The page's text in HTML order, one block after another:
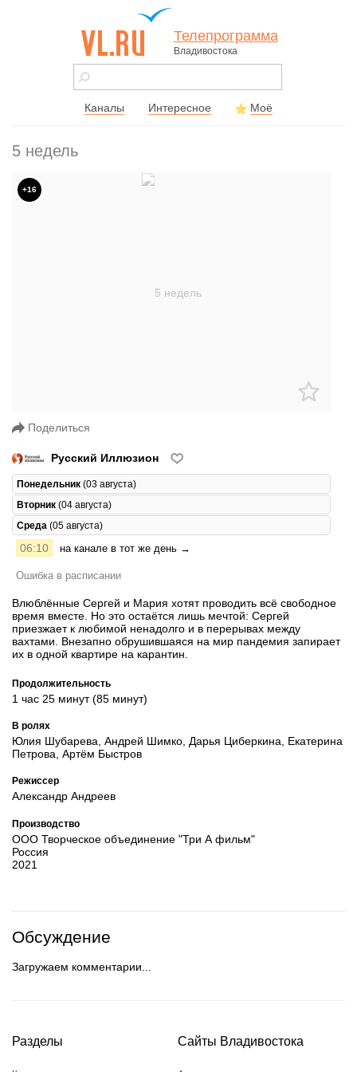
vl.ru - сайт
города
Телепрограмма
Владивостока
Каналы Интересное Моё
5 недель
+16
Поделиться
Русский Иллюзион
Понедельник (03 августа)
Вторник (04 августа)
Среда (05 августа)
06:10 на канале в тот же день →
Ошибка в расписании
Влюблённые Сергей и Мария хотят проводить всё свободное
время вместе. Но это остаётся лишь мечтой: Сергей
приезжает к любимой ненадолго и в перерывах между
вахтами. Внезапно обрушившаяся на мир пандемия запирает
их в одной квартире на карантин.
Продолжительность
1 час 25 минут (85 минут)
В ролях
Юлия Шубарева, Андрей Шимко, Дарья Циберкина, Екатерина
Петрова, Артём Быстров
Режиссер
Александр Андреев
Производство
ООО Творческое объединение "Три А фильм"
Россия
2021
Обсуждение
Загружаем комментарии...
Разделы Сайты Владивостока